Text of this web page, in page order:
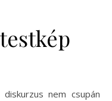
nem csupán